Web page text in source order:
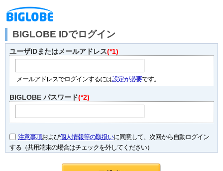
BIGLOBE IDでログイン
ユーザIDまたはメールアドレス(*1)
メールアドレスでログインするには設定が必要です。
BIGLOBE パスワード(*2)
注意事項および個人情報等の取扱いに同意して、次回から自動ログイン
する（共用端末の場合はチェックを外してください）